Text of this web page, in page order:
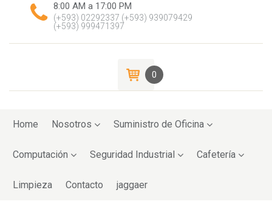
8:00 AM a 17:00 PM
(+593) 02292337 (+593) 939079429
(+593) 999471397
0
toHome Nosotros Suministro de Oficina
Computación Seguridad Industrial Cafetería
Limpieza Contacto jaggaer